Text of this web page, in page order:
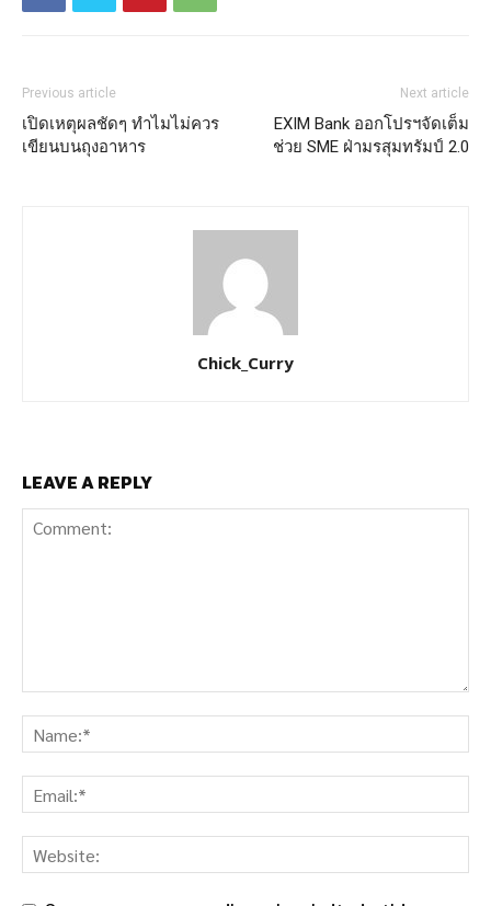
Previous article
เปิดเหตุผลชัดๆ ทำไมไม่ควร
เขียนบนถุงอาหาร
Next article
EXIM Bank ออกโปรฯจัดเต็ม
ช่วย SME ฝ่ามรสุมทรัมป์ 2.0
Chick_Curry
LEAVE A REPLY